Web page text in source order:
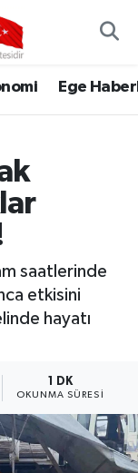
Ege
saatlerinde
etkisini
hayatı
1 DK
OKUNMA SÜRESI